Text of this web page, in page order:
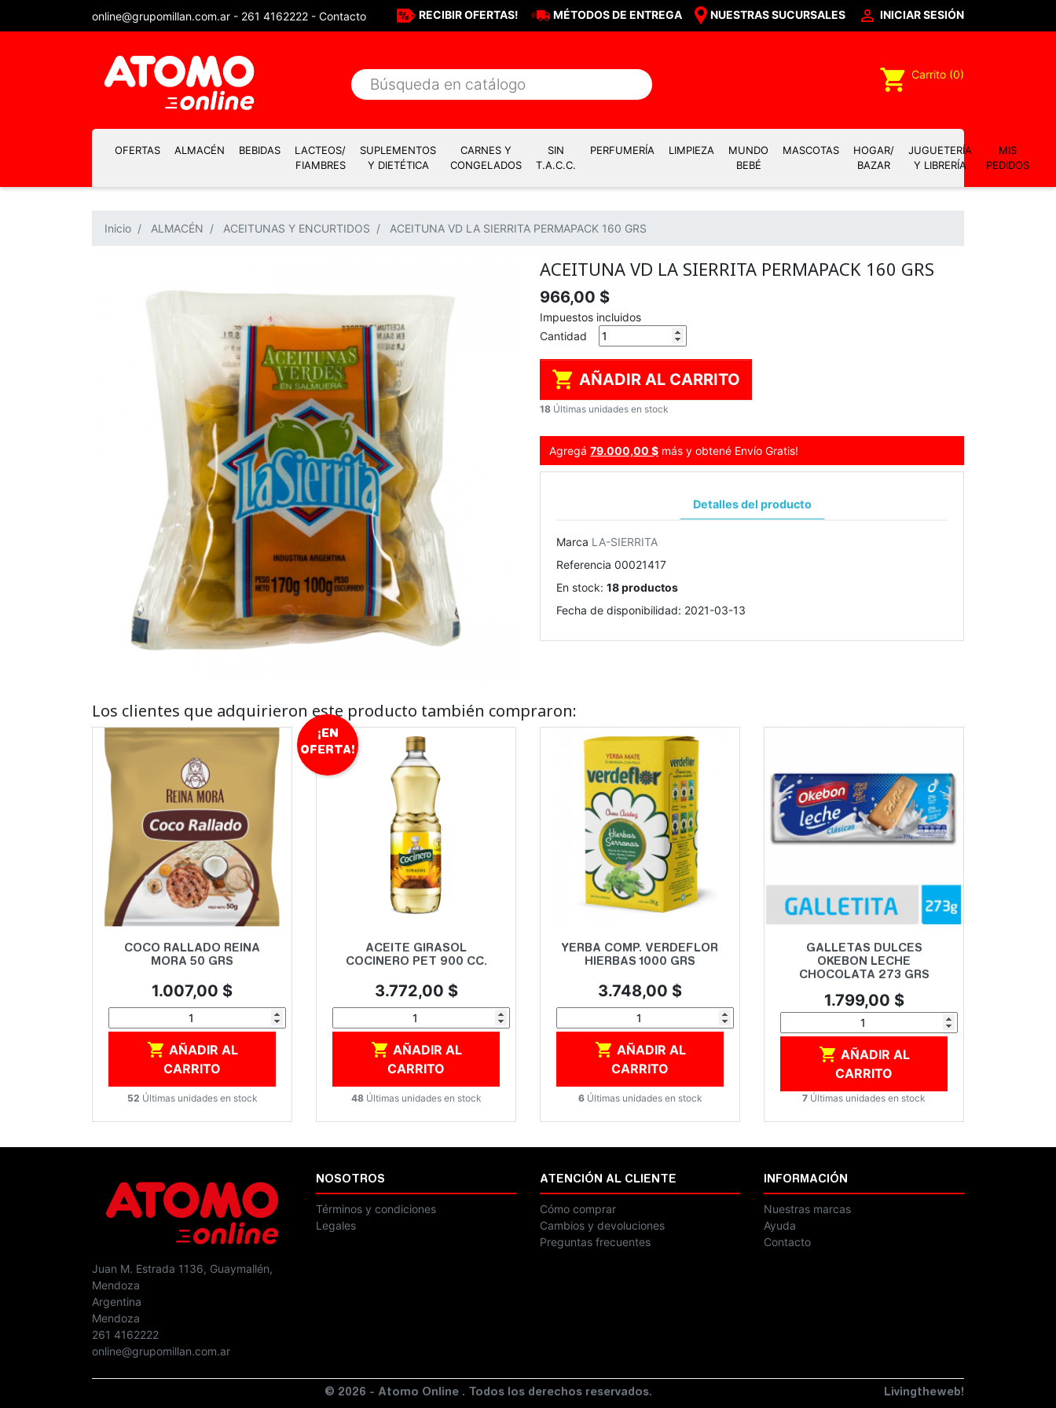
online@grupomillan.com.ar - 261 4162222 - Contacto RECIBIR OFERTAS! MÉTODOS DE ENTREGA NUESTRAS SUCURSALES  INICIAR SESIÓN
shopping_cart Carrito (0)
OFERTAS ALMACÉN BEBIDAS
LACTEOS/
FIAMBRES
SUPLEMENTOS
Y DIETÉTICA
CARNES Y
CONGELADOS
SIN
T.A.C.C.
PERFUMERÍA LIMPIEZA
MUNDO
BEBÉ
MASCOTAS
HOGAR/
BAZAR
JUGUETERÍA
Y LIBRERÍA
MIS
PEDIDOS
Inicio ALMACÉN ACEITUNAS Y ENCURTIDOS ACEITUNA VD LA SIERRITA PERMAPACK 160 GRS
ACEITUNA VD LA SIERRITA PERMAPACK 160 GRS
966,00 $
Impuestos incluidos
Cantidad
 AÑADIR AL CARRITO
18 Últimas unidades en stock
Agregá 79.000,00 $ más y obtené Envío Gratis!
Detalles del producto
Marca LA-SIERRITA
Referencia 00021417
En stock: 18 productos
Fecha de disponibilidad: 2021-03-13
Los clientes que adquirieron este producto también compraron:
Vista rápida
COCO RALLADO REINA
MORA 50 GRS
Precio
1.007,00 $

CARRITO
52 Últimas unidades en stock
Vista rápida
ACEITE GIRASOL
COCINERO PET 900 CC.
Precio
3.772,00 $

CARRITO
48 Últimas unidades en stock
¡EN
OFERTA!
Vista rápida
YERBA COMP. VERDEFLOR
HIERBAS 1000 GRS
Precio
3.748,00 $

CARRITO
6 Últimas unidades en stock
Vista rápida
GALLETAS DULCES
OKEBON LECHE
CHOCOLATA 273 GRS
Precio
1.799,00 $

CARRITO
7 Últimas unidades en stock
Juan M. Estrada 1136, Guaymallén,
Mendoza
Argentina
Mendoza
261 4162222
online@grupomillan.com.ar
NOSOTROS
Términos y condiciones
Legales
ATENCIÓN AL CLIENTE
Cómo comprar
Cambios y devoluciones
Preguntas frecuentes
INFORMACIÓN
Nuestras marcas
Ayuda
Contacto
© 2026 - Atomo Online . Todos los derechos reservados. Livingtheweb!